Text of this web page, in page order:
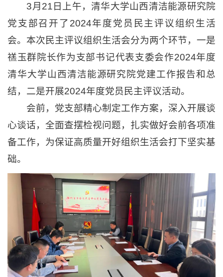
3月21日上午，清华大学山西清洁能源研究院
党支部召开了2024年度党员民主评议组织生活
会。本次民主评议组织生活会分为两个环节，一是
禚玉群院长作为支部书记代表支委会作2024年度
清华大学山西清洁能源研究院党建工作报告和总
结，二是开展2024年度党员民主评议活动。
会前，党支部精心制定工作方案，深入开展谈
心谈话，全面查摆检视问题，扎实做好会前各项准
备工作，为保证高质量开好组织生活会打下坚实基
础。